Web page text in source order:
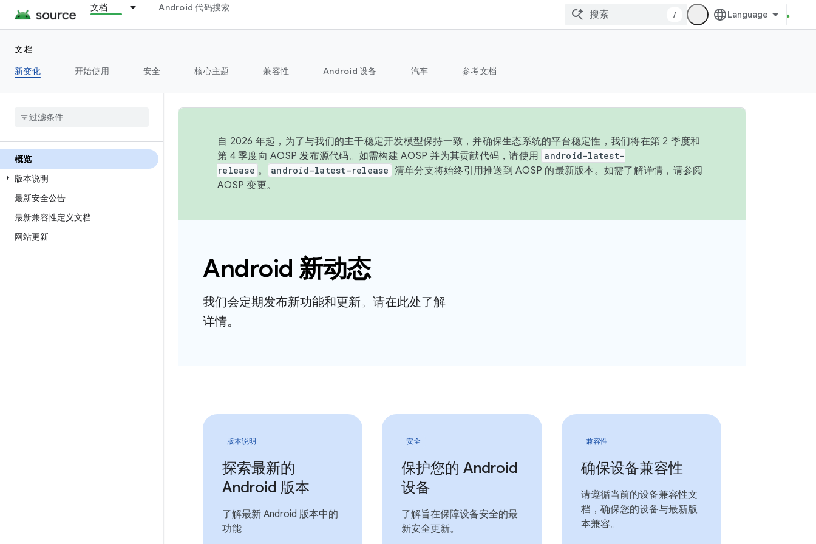
文档 Android 代码搜索
/
文档
新变化
开始使用 安全 核心主题 兼容性 Android 设备 汽车 参考文档
概览
版本说明
最新安全公告
最新兼容性定义文档
网站更新
自 2026 年起，为了与我们的主干稳定开发模型保持一致，并确保生态系统的平台稳定性，我们将在第 2 季度和
第 4 季度向 AOSP 发布源代码。如需构建 AOSP 并为其贡献代码，请使用 android-latest-
release 。 android-latest-release 清单分支将始终引用推送到 AOSP 的最新版本。如需了解详情，请参阅
AOSP 变更。
Android 新动态
我们会定期发布新功能和更新。请在此处了解
详情。
版本说明
探索最新的
Android 版本
了解最新 Android 版本中的
功能
安全
保护您的 Android
设备
了解旨在保障设备安全的最
新安全更新。
兼容性
确保设备兼容性
请遵循当前的设备兼容性文
档，确保您的设备与最新版
本兼容。